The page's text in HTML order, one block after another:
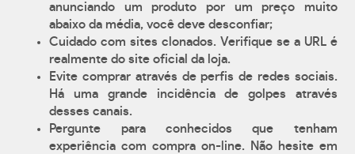
anunciando um produto por um preço muito
abaixo da média, você deve desconfiar;
Cuidado com sites clonados. Verifique se a URL é
realmente do site oficial da loja.
Evite comprar através de perfis de redes sociais.
Há uma grande incidência de golpes através
desses canais.
Pergunte para conhecidos que tenham
experiência com compra on-line. Não hesite em